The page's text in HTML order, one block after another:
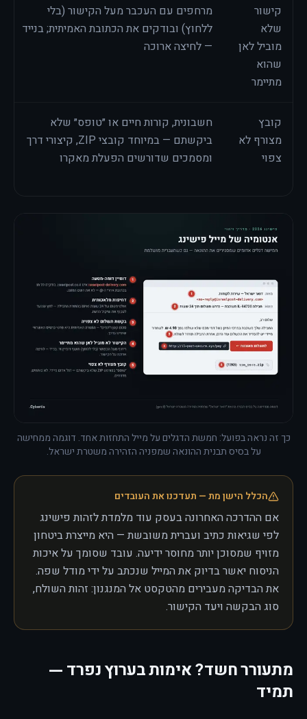
קישור
שלא
מוביל לאן
שהוא
מתיימר
מרחפים עם העכבר מעל הקישור (בלי
ללחוץ) ובודקים את הכתובת האמיתית; בנייד
— לחיצה ארוכה
קובץ
מצורף לא
צפוי
חשבונית, קורות חיים או ״טופס״ שלא
ביקשתם — במיוחד קובצי ZIP, קיצורי דרך
ומסמכים שדורשים הפעלת מאקרו
כך זה נראה בפועל: חמשת הדגלים על מייל התחזות אחד. דוגמה ממחישה
על בסיס תבנית ההונאה שמפניה הזהירה משטרת ישראל.
הכלל הישן מת — תעדכנו את העובדים
אם ההדרכה האחרונה בעסק עוד מלמדת לזהות פישינג
לפי שגיאות כתיב ועברית משובשת — היא מייצרת ביטחון
מזויף שמסוכן יותר מחוסר ידיעה. עובד שסומך על איכות
הניסוח יאשר בדיוק את המייל שנכתב על ידי מודל שפה.
את הבדיקה מעבירים מהטקסט אל המנגנון: זהות השולח,
סוג הבקשה ויעד הקישור.
מתעורר חשד? אימות בערוץ נפרד —
תמיד